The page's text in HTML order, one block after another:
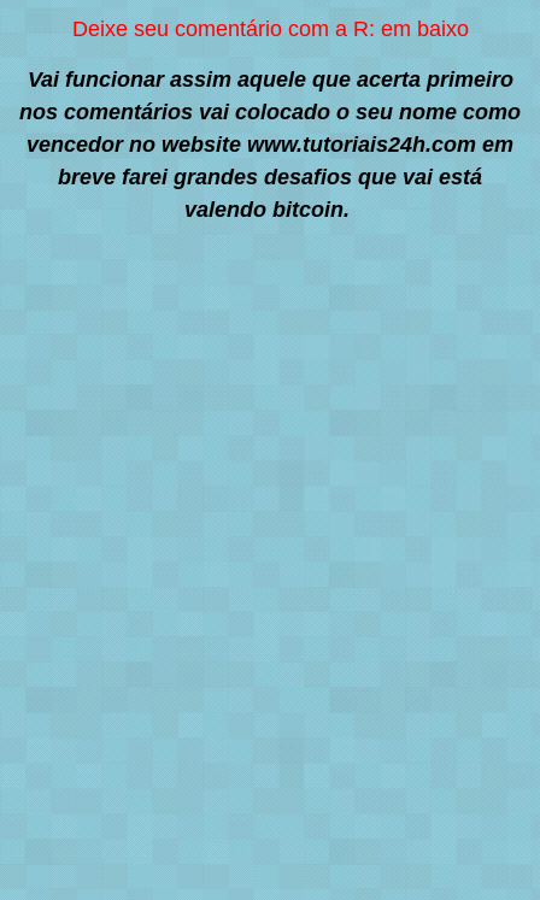
Deixe seu comentário com a R: em baixo
Vai funcionar assim aquele que acerta primeiro
nos comentários vai colocado o seu nome como
vencedor no website www.tutoriais24h.com em
breve farei grandes desafios que vai está
valendo bitcoin.